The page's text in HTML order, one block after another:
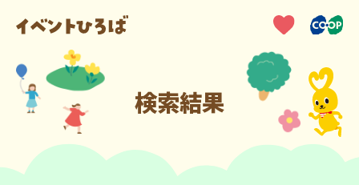
検索結果